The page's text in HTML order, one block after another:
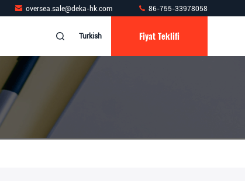
oversea.sale@deka-hk.com 86-755-33978058
Turkish Fiyat Teklifi